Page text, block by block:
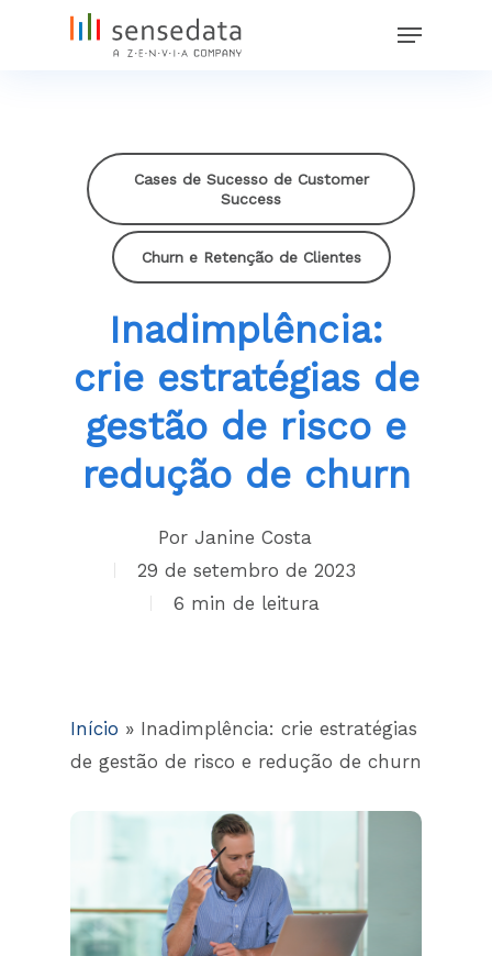
Menu
Cases de Sucesso de Customer
Success
Churn e Retenção de Clientes
Inadimplência:
crie estratégias de
gestão de risco e
redução de churn
By
Janine Costa
29 de setembro de 2023
6 min read
Início » Inadimplência: crie estratégias
de gestão de risco e redução de churn